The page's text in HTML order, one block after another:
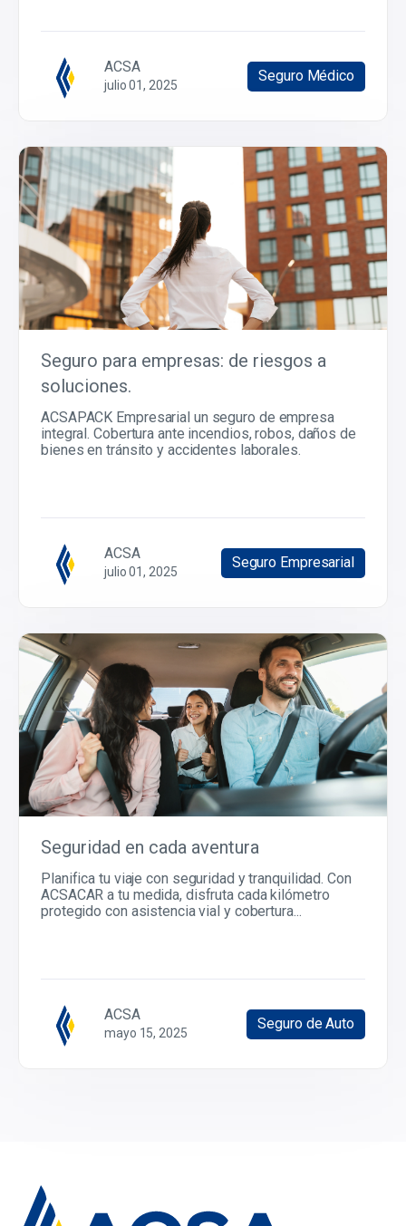
ACSA
julio 01, 2025
Seguro Médico
Seguro para empresas: de riesgos a
soluciones.
ACSAPACK Empresarial un seguro de empresa
integral. Cobertura ante incendios, robos, daños de
bienes en tránsito y accidentes laborales.
ACSA
julio 01, 2025
Seguro Empresarial
Seguridad en cada aventura
Planifica tu viaje con seguridad y tranquilidad. Con
ACSACAR a tu medida, disfruta cada kilómetro
protegido con asistencia vial y cobertura...
ACSA
mayo 15, 2025
Seguro de Auto